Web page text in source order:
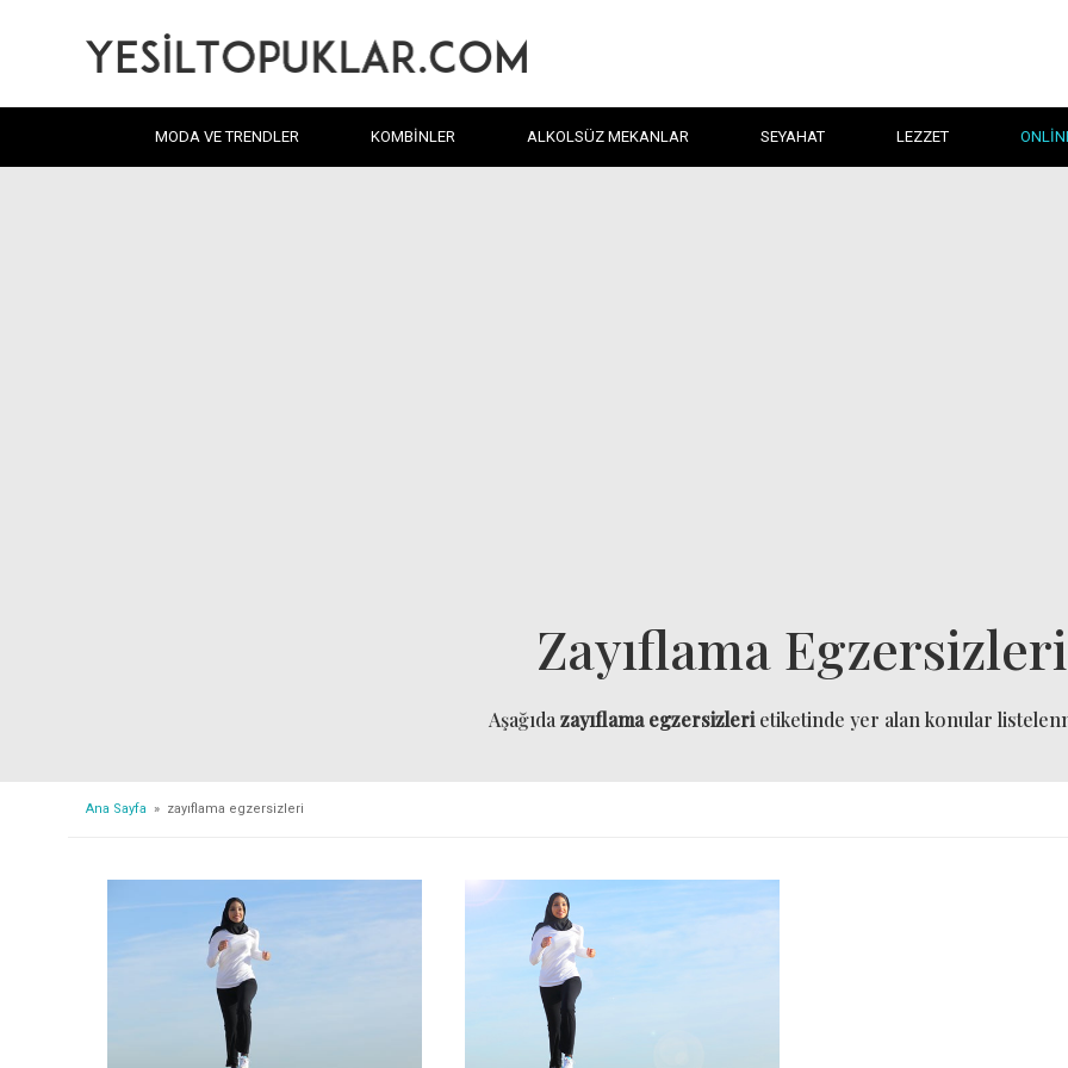
MODA VE TRENDLER KOMBINLER ALKOLSÜZ MEKANLAR SEYAHAT LEZZET
Zayıflama Egzersizleri
Aşağıda zayıflama egzersizlerietiketinde yer alan konular
Ana Sayfa » zayıflama egzersizleri